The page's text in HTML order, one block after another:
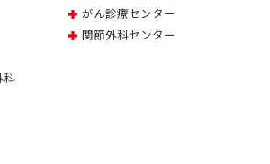
科
がん診療センター
関節外科センター